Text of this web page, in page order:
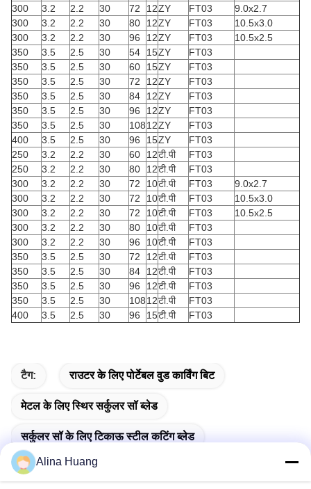
300
3.2 2.2 30 72 12ZY FT03
9.0x2.7
300
3.2 2.2 30 80 12ZY FT03
10.5x3.0
300
3.2 2.2 30 96 12ZY FT03
10.5x2.5
350
3.5 2.5 30 54 15ZY
FT03
350
3.5 2.5 30 60 15ZY
FT03
350
3.5 2.5 30 72 12ZY
FT03
350
3.5 2.5 30 84 12ZY
FT03
350
3.5 2.5 30 96 12ZY
FT03
350
3.5 2.5 30 10812ZY
FT03
400
3.5 2.5 30 96 15ZY
FT03
250
3.2 2.2 30 60 12टी.पी
FT03
250
3.2 2.2 30 80 12टी.पी
FT03
300
3.2 2.2 30 72 10टी.पी FT03
9.0x2.7
300
3.2 2.2 30 72 10टी.पी FT03
10.5x3.0
300
3.2 2.2 30 72 10टी.पी FT03
10.5x2.5
300
3.2 2.2 30 80 10टी.पी
FT03
300
3.2 2.2 30 96 10टी.पी
FT03
350
3.5 2.5 30 72 12टी.पी
FT03
350
3.5 2.5 30 84 12टी.पी
FT03
350
3.5 2.5 30 96 12टी.पी
FT03
350
3.5 2.5 30 10812टी.पी
FT03
400
3.5 2.5 30 96 15टी.पी FT03
टैग: राउटर के लिए पोर्टेबल वुड कार्विंग बिट
मेटल के लिए स्थिर सर्कुलर सॉ ब्लेड
सर्कुलर सॉ के लिए टिकाऊ स्टील कटिंग ब्लेड
Alina Huang